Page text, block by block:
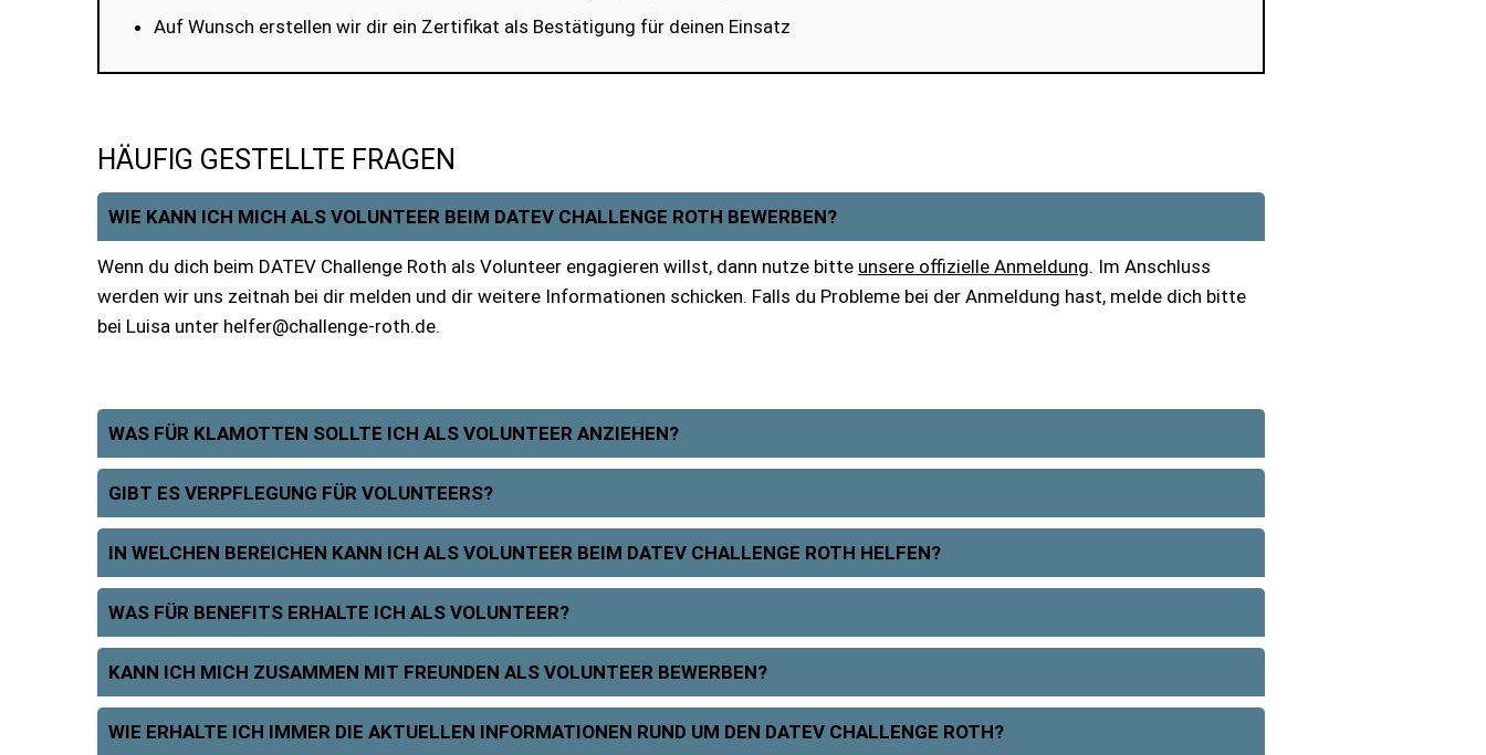
Auf Wunsch erstellen wir dir ein Zertifikat als Bestätigung für deinen Einsatz
HÄUFIG GESTELLTE FRAGEN
WIE KANN ICH MICH ALS VOLUNTEER BEIM DATEV CHALLENGE ROTH BEWERBEN?
Wenn du dich beim DATEV Challenge Roth als Volunteer engagieren willst, dann nutze bitte unsere offizielle Anmeldung. Im Anschluss
werden wir uns zeitnah bei dir melden und dir weitere Informationen schicken. Falls du Probleme bei der Anmeldung hast, melde dich bitte
bei Luisa unter helfer@challenge-roth.de.
WAS FÜR KLAMOTTEN SOLLTE ICH ALS VOLUNTEER ANZIEHEN?
GIBT ES VERPFLEGUNG FÜR VOLUNTEERS?
IN WELCHEN BEREICHEN KANN ICH ALS VOLUNTEER BEIM DATEV CHALLENGE ROTH HELFEN?
WAS FÜR BENEFITS ERHALTE ICH ALS VOLUNTEER?
KANN ICH MICH ZUSAMMEN MIT FREUNDEN ALS VOLUNTEER BEWERBEN?
WIE ERHALTE ICH IMMER DIE AKTUELLEN INFORMATIONEN RUND UM DEN DATEV CHALLENGE ROTH?